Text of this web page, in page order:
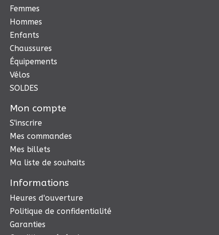
Femmes
Hommes
Enfants
Chaussures
Équipements
Vélos
SOLDES
Mon compte
S'inscrire
Mes commandes
Mes billets
Ma liste de souhaits
Informations
Heures d'ouverture
Politique de confidentialité
Garanties